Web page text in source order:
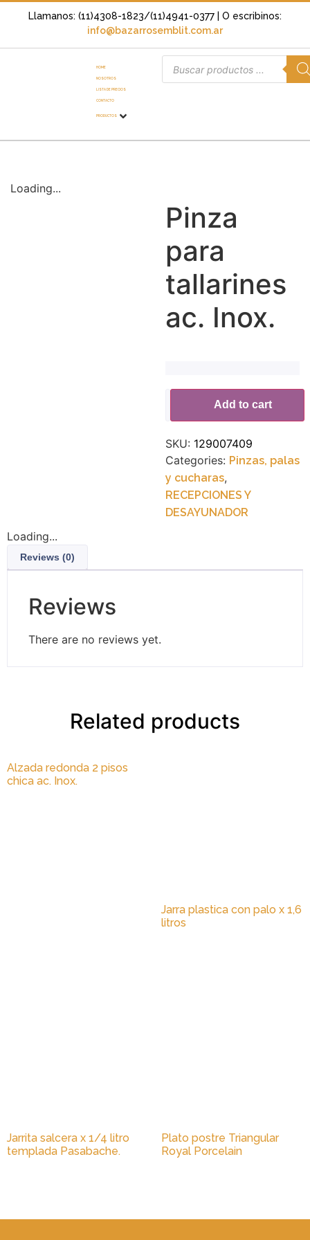
Llamanos: (11)4308-1823/(11)4941-0377
| O escribinos:
info@bazarrosemblit.com.ar
HOME
NOSOTROS
LISTA DE PRECIOS
CONTACTO
PRODUCTOS
Loading...
Pinza
para
tallarines
ac. Inox.
Add to cart
Alternative:
SKU: 129007409
Categories: Pinzas, palas
y cucharas,
RECEPCIONES Y
DESAYUNADOR
Loading...
Reviews (0)
Reviews
There are no reviews yet.
Related products
Alzada redonda 2 pisos
chica ac. Inox.
Jarra plastica con palo x 1,6
litros
Jarrita salcera x 1/4 litro
templada Pasabache.
Plato postre Triangular
Royal Porcelain